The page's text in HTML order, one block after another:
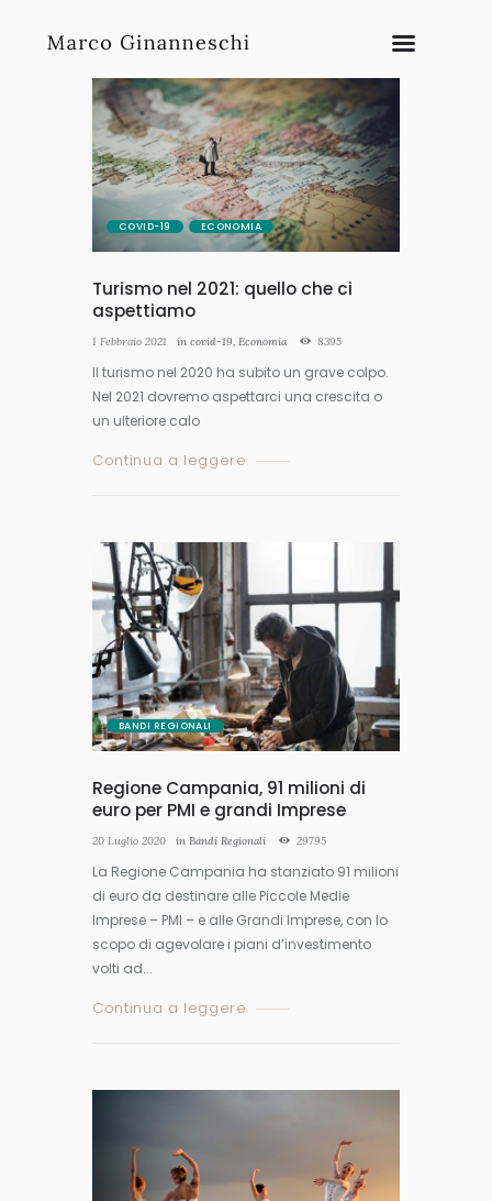
COVID-19 ECONOMIA
Turismo nel 2021: quello che ci
aspettiamo
1 Febbraio 2021 in covid-19, Economia 8395
Il turismo nel 2020 ha subito un grave colpo.
Nel 2021 dovremo aspettarci una crescita o
un ulteriore calo
Continua a leggere
BANDI REGIONALI
Regione Campania, 91 milioni di
euro per PMI e grandi Imprese
20 Luglio 2020 in Bandi Regionali 29795
La Regione Campania ha stanziato 91 milioni
di euro da destinare alle Piccole Medie
Imprese – PMI – e alle Grandi Imprese, con lo
scopo di agevolare i piani d’investimento
volti ad...
Continua a leggere